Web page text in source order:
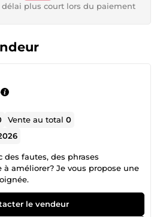
délai plus court lors du paiement
Vente au total0
des fautes, des phrases
améliorer? Je vous propose une
le vendeur